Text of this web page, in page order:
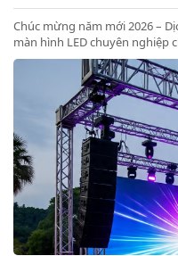
Chúc mừng năm mới 2026 –
màn hình LED chuyên nghiệp
tại Phan Thiết, Ninh Thuận.